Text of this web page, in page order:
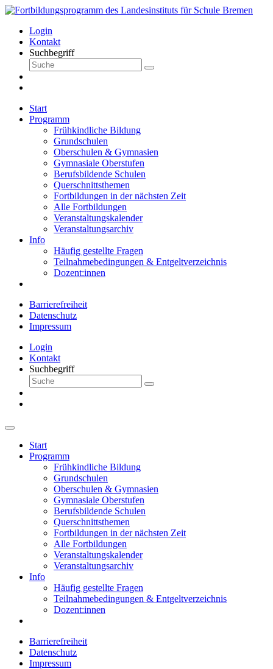
Login
Kontakt
Suchbegriff
Start
Programm
Frühkindliche Bildung
Grundschulen
Oberschulen & Gymnasien
Gymnasiale Oberstufen
Berufsbildende Schulen
Querschnittsthemen
Fortbildungen in der nächsten Zeit
Alle Fortbildungen
Veranstaltungskalender
Veranstaltungsarchiv
Info
Häufig gestellte Fragen
Teilnahmebedingungen & Entgeltverzeichnis
Dozent:innen
Barrierefreiheit
Datenschutz
Impressum
Login
Kontakt
Suchbegriff
Start
Programm
Frühkindliche Bildung
Grundschulen
Oberschulen & Gymnasien
Gymnasiale Oberstufen
Berufsbildende Schulen
Querschnittsthemen
Fortbildungen in der nächsten Zeit
Alle Fortbildungen
Veranstaltungskalender
Veranstaltungsarchiv
Info
Häufig gestellte Fragen
Teilnahmebedingungen & Entgeltverzeichnis
Dozent:innen
Barrierefreiheit
Datenschutz
Impressum